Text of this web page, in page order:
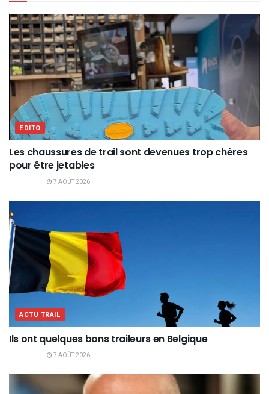
EDITO
Les chaussures de trail sont devenues trop chères
pour être jetables
7 AOÛT 2026
ACTU TRAIL
Ils ont quelques bons traileurs en Belgique
7 AOÛT 2026